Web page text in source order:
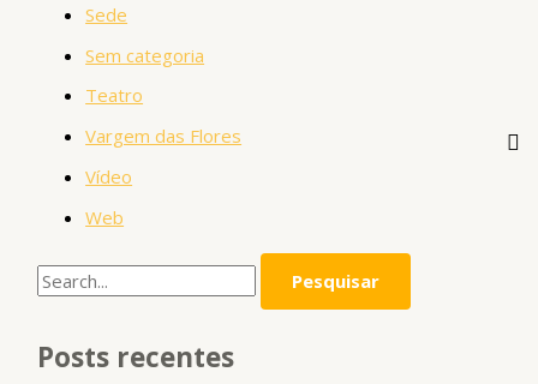
Sede
Sem categoria
Teatro
Vargem das Flores
Vídeo
Web
Posts recentes